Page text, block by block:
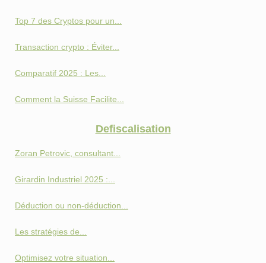
Top 7 des Cryptos pour un...
Transaction crypto : Éviter...
Comparatif 2025 : Les...
Comment la Suisse Facilite...
Defiscalisation
Zoran Petrovic, consultant...
Girardin Industriel 2025 :...
Déduction ou non-déduction...
Les stratégies de...
Optimisez votre situation...